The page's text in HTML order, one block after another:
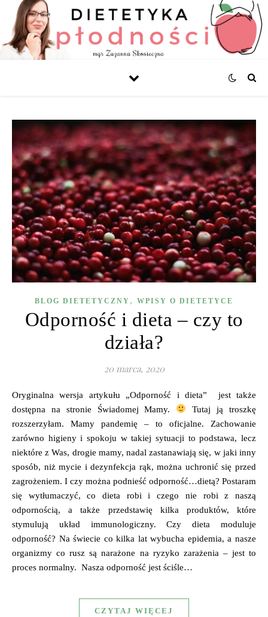
BLOG DIETETYCZNY , WPISY O DIETETYCE
Odporność i dieta – czy to
działa?
20 marca, 2020
Oryginalna wersja artykułu „Odporność i dieta” jest także
dostępna na stronie Świadomej Mamy.
Tutaj ją troszkę
rozszerzyłam. Mamy pandemię – to oficjalne. Zachowanie
zarówno higieny i spokoju w takiej sytuacji to podstawa, lecz
niektóre z Was, drogie mamy, nadal zastanawiają się, w jaki inny
sposób, niż mycie i dezynfekcja rąk, można uchronić się przed
zagrożeniem. I czy można podnieść odporność…dietą? Postaram
się wytłumaczyć, co dieta robi i czego nie robi z naszą
odpornością, a także przedstawię kilka produktów, które
stymulują układ immunologiczny. Czy dieta moduluje
odporność? Na świecie co kilka lat wybucha epidemia, a nasze
organizmy co rusz są narażone na ryzyko zarażenia – jest to
proces normalny. Nasza odporność jest ściśle…
CZYTAJ WIĘCEJ